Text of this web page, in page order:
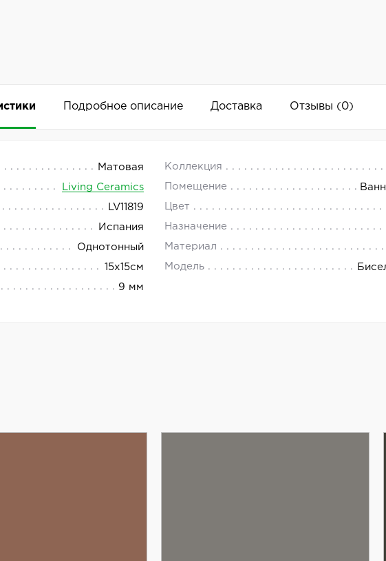
Подробное описание Доставка Отзывы (0)
Матовая Коллекция
Living Ceramics Помещение
LV11819 Цвет
Испания Назначение
Однотонный Материал
15x15см Модель
9 мм
Bisel — это изысканное решение для отделки поверхностей. Матовая
15x15 см, которая станет прекрасным дополнением к любому
её соответствие высоким стандартам качества и надёжности. Она
Добавить комментарий